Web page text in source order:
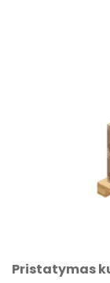
Pristatymas